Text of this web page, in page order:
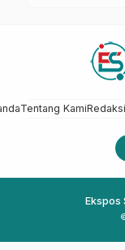
Tentang KamiRedaksi
Ekspos